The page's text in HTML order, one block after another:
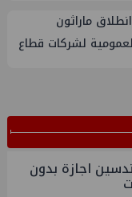
ماراثون
لشركات قطاع
اجازة بدون